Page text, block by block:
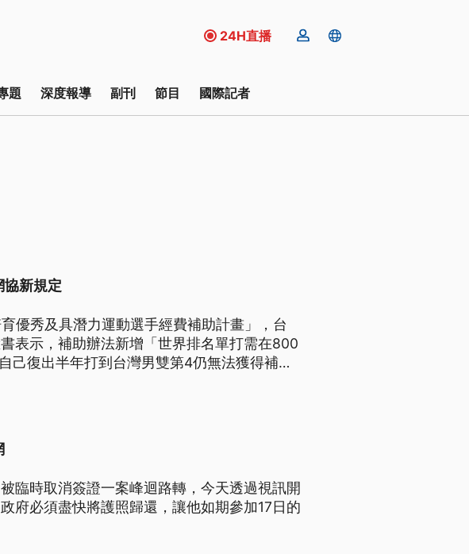
24H直播
題 深度報導 副刊 節目 國際記者
協新規定
優秀及具潛力運動選手經費補助計畫」，台
表示，補助辦法新增「世界排名單打需在800
己復出半年打到台灣男雙第4仍無法獲得補
臨時取消簽證一案峰迴路轉，今天透過視訊開
府必須盡快將護照歸還，讓他如期參加17日的